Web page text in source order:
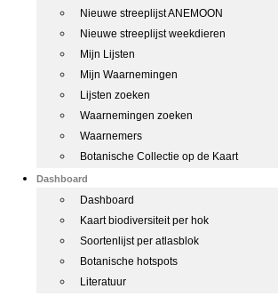
Nieuwe streeplijst ANEMOON
Nieuwe streeplijst weekdieren
Mijn Lijsten
Mijn Waarnemingen
Lijsten zoeken
Waarnemingen zoeken
Waarnemers
Botanische Collectie op de Kaart
Dashboard
Dashboard
Kaart biodiversiteit per hok
Soortenlijst per atlasblok
Botanische hotspots
Literatuur